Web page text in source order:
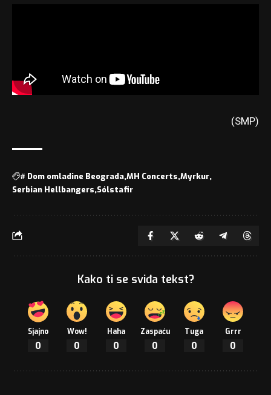
(SMP)
# Dom omladine Beograda MH Concerts Myrkur
Serbian Hellbangers Sólstafir
Kako ti se sviđa tekst?
Sjajno
0
Wow!
0
Haha
0
Zaspaću
0
Tuga
0
Grrr
0